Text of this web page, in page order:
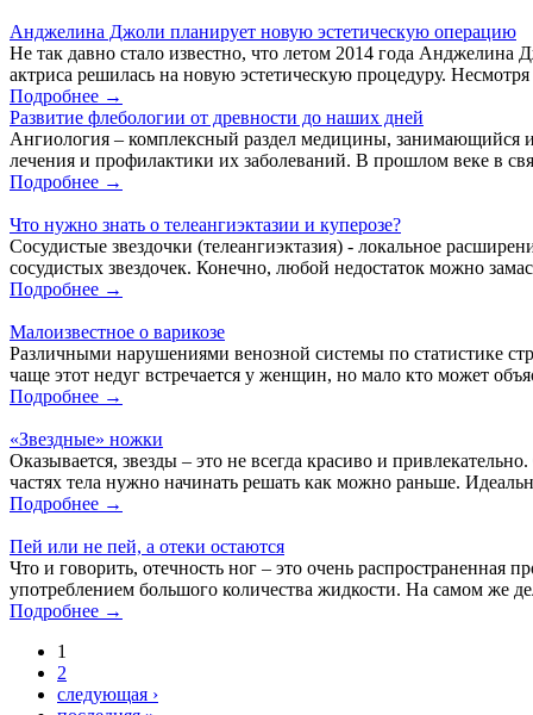
Анджелина Джоли планирует новую эстетическую операцию
Не так давно стало известно, что летом 2014 года
актриса решилась на новую эстетическую процедуру.
Подробнее →
Развитие флебологии от древности до наших дней
Ангиология – комплексный раздел медицины, занимающийся
лечения и профилактики их заболеваний. В прошлом веке в
Подробнее →
Что нужно знать о телеангиэктазии и куперозе?
Сосудистые звездочки (телеангиэктазия) - локальное
сосудистых звездочек. Конечно, любой недостаток можно
Подробнее →
Малоизвестное о варикозе
Различными нарушениями венозной системы по статистике
чаще этот недуг встречается у женщин, но мало кто может
Подробнее →
«Звездные» ножки
Оказывается, звезды – это не всегда красиво и
частях тела нужно начинать решать как можно раньше.
Подробнее →
Пей или не пей, а отеки остаются
Что и говорить, отечность ног – это очень распространенная
употреблением большого количества жидкости. На самом же
Подробнее →
1
2
следующая ›